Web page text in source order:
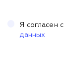
Я согласен с
данных